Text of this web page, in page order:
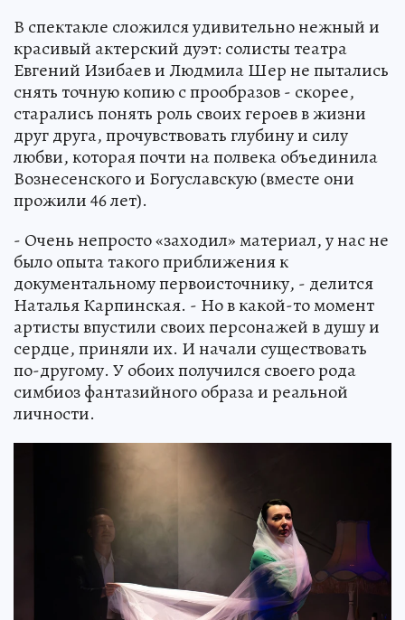
В спектакле сложился удивительно нежный и
красивый актерский дуэт: солисты театра
Евгений Изибаев и Людмила Шер не пытались
снять точную копию с прообразов - скорее,
старались понять роль своих героев в жизни
друг друга, прочувствовать глубину и силу
любви, которая почти на полвека объединила
Вознесенского и Богуславскую (вместе они
прожили 46 лет).
- Очень непросто «заходил» материал, у нас не
было опыта такого приближения к
документальному первоисточнику, - делится
Наталья Карпинская. - Но в какой-то момент
артисты впустили своих персонажей в душу и
сердце, приняли их. И начали существовать
по-другому. У обоих получился своего рода
симбиоз фантазийного образа и реальной
личности.